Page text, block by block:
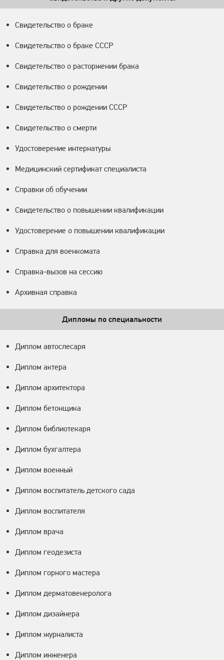
Свидетельство о браке
Свидетельство о браке СССР
Свидетельство о расторжении брака
Свидетельство о рождении
Свидетельство о рождении СССР
Свидетельство о смерти
Удостоверение интернатуры
Медицинский сертификат специалиста
Справки об обучении
Свидетельство о повышении квалификации
Удостоверение о повышении квалификации
Справка для военкомата
Справка-вызов на сессию
Архивная справка
Дипломы по специальности
Диплом автослесаря
Диплом актера
Диплом архитектора
Диплом бетонщика
Диплом библиотекаря
Диплом бухгалтера
Диплом военный
Диплом воспитатель детского сада
Диплом воспитателя
Диплом врача
Диплом геодезиста
Диплом горного мастера
Диплом дерматовенеролога
Диплом дизайнера
Диплом журналиста
Диплом инженера